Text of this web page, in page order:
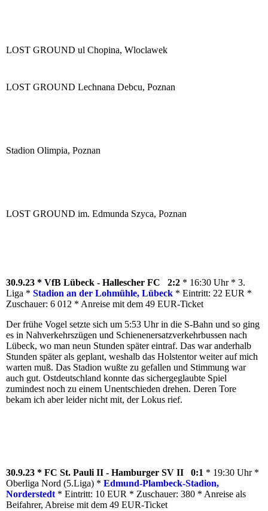
LOST GROUND ul Chopina, Wloclawek
LOST GROUND Lechnana Debcu, Poznan
Stadion Olimpia, Poznan
LOST GROUND im. Edmunda Szyca, Poznan
30.9.23 * VfB Lübeck - Hallescher FC 2:2 * 16:30 Uhr * 3.
Liga * Stadion an der Lohmühle, Lübeck * Eintritt: 22 EUR *
Zuschauer: 6 012 * Anreise mit dem 49 EUR-Ticket
Der frühe Vogel setzte sich um 5:53 Uhr in die S-Bahn und so ging
es in Nahverkehrszügen und Schienenersatzverkehrbussen nach
Lübeck, wo man neun Stunden später eintraf. Das war anderhalb
Stunden später als geplant, weshalb das Holstentor weiter auf mich
warten muß. Das Stadion wußte zu gefallen und Stimmung war
auch gut. Ostdeutschland konnte das sichergeglaubte Spiel
zumindest noch zu einem Unentschieden drehen. Deren Tore
bekam ich aber leider nicht mit, der Lokus rief.
30.9.23 * FC St. Pauli II - Hamburger SV II 0:1 * 19:30 Uhr *
Oberliga Nord (5.Liga) * Edmund-Plambeck-Stadion,
Norderstedt * Eintritt: 10 EUR * Zuschauer: 380 * Anreise als
Beifahrer, Abreise mit dem 49 EUR-Ticket